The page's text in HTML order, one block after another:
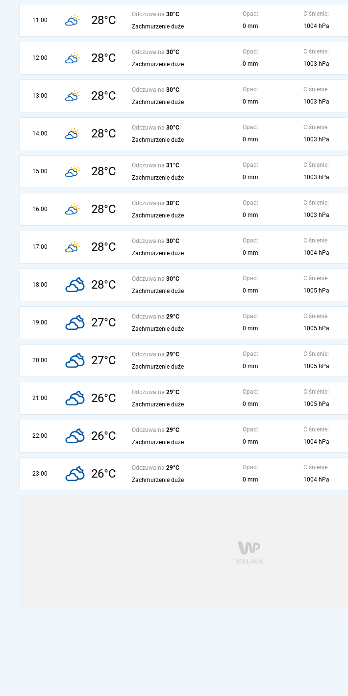
11:00 28°C Odczuwalna 30°C
Zachmurzenie duże
Opad:
0 mm
Ciśnienie:
1004 hPa
12:00 28°C Odczuwalna 30°C
Zachmurzenie duże
Opad:
0 mm
Ciśnienie:
1003 hPa
13:00 28°C Odczuwalna 30°C
Zachmurzenie duże
Opad:
0 mm
Ciśnienie:
1003 hPa
14:00 28°C Odczuwalna 30°C
Zachmurzenie duże
Opad:
0 mm
Ciśnienie:
1003 hPa
15:00 28°C Odczuwalna 31°C
Zachmurzenie duże
Opad:
0 mm
Ciśnienie:
1003 hPa
16:00 28°C Odczuwalna 30°C
Zachmurzenie duże
Opad:
0 mm
Ciśnienie:
1003 hPa
17:00 28°C Odczuwalna 30°C
Zachmurzenie duże
Opad:
0 mm
Ciśnienie:
1004 hPa
18:00 28°C Odczuwalna 30°C
Zachmurzenie duże
Opad:
0 mm
Ciśnienie:
1005 hPa
19:00 27°C Odczuwalna 29°C
Zachmurzenie duże
Opad:
0 mm
Ciśnienie:
1005 hPa
20:00 27°C Odczuwalna 29°C
Zachmurzenie duże
Opad:
0 mm
Ciśnienie:
1005 hPa
21:00 26°C Odczuwalna 29°C
Zachmurzenie duże
Opad:
0 mm
Ciśnienie:
1005 hPa
22:00 26°C Odczuwalna 29°C
Zachmurzenie duże
Opad:
0 mm
Ciśnienie:
1004 hPa
23:00 26°C Odczuwalna 29°C
Zachmurzenie duże
Opad:
0 mm
Ciśnienie:
1004 hPa